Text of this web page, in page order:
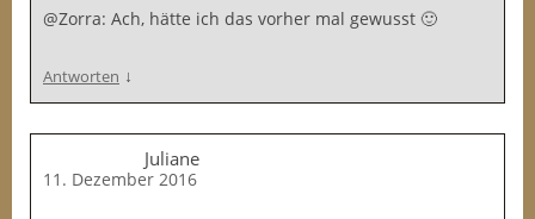
@Zorra: Ach, hätte ich das vorher mal gewusst 🙂
Antworten ↓
Juliane
11. Dezember 2016